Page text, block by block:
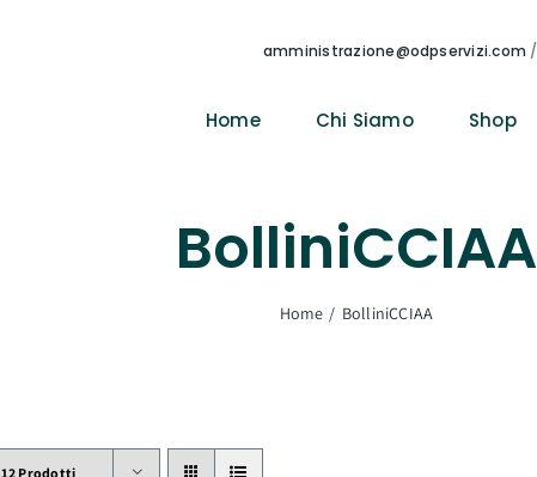
amministrazione@odpservizi.com /
Home Chi Siamo Shop
BolliniCCIAA
Home BolliniCCIAA
12 Prodotti